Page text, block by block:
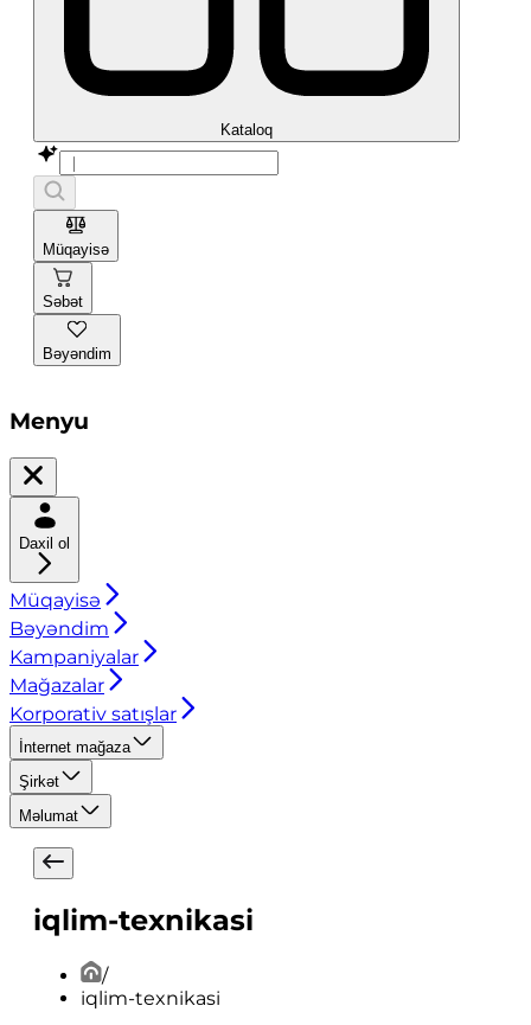
Kataloq
Müqayisə
Səbət
Bəyəndim
Menyu
Daxil ol
Müqayisə
Bəyəndim
Kampaniyalar
Mağazalar
Korporativ satışlar
İnternet mağaza
Şirkət
Məlumat
iqlim-texnikasi
/
iqlim-texnikasi